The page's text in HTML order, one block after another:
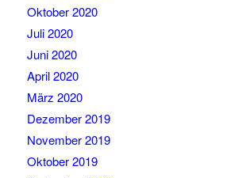
Oktober 2020
Juli 2020
Juni 2020
April 2020
März 2020
Dezember 2019
November 2019
Oktober 2019